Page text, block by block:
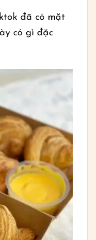
đã có mặt
có gì đặc